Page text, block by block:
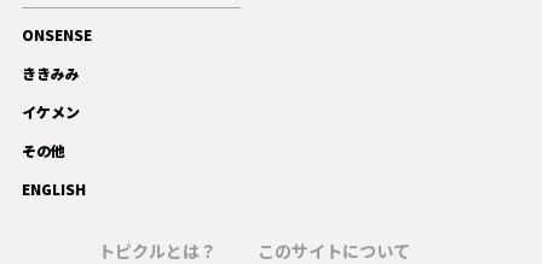
記事
ギャラリー
ONSENSE
ききみみ
イケメン
その他
ENGLISH
トピクルとは？
このサイトについて